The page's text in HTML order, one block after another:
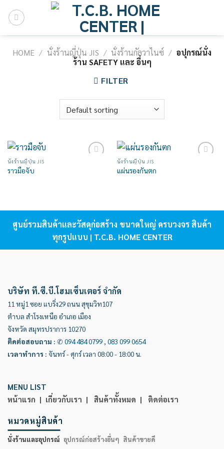
HOME / นั่งร้านญี่ปุ่น JIS / นั่งร้านกัลวาไนซ์ / อปุกรณ์นั่ง
ร้าน SAFETY และ อื่นๆ
FILTER
นั่งร้านญี่ปุ่น JIS
ราวมือจับ
นั่งร้านญี่ปุ่น JIS
แผ่นรองกันตก
ศูนย์รวมสินค้าและวัสดุก่อสร้าง ขนาดใหญ่ ครบวงจร สินค้า
ทุกรูปแบบ | T.C.B. HOME CENTER
บริษัท ที.ซี.บี.โฮมเซ็นเตอร์ จำกัด
11 หมู่1 ซอย แบริ่ง29 ถนน สุขุมวิท107
ตำบล สำโรงเหนือ อำเภอ เมือง
จังหวัด สมุทรปราการ 10270
ติดต่อสอบถาม : ✆ 094 484 0799 , 083 099 0654
เวลาทำการ : จันทร์ - ศุกร์ เวลา 08:00 - 18:00 น.
MENU LIST
หน้าแรก | เกี่ยวกับเรา | สินค้าทั้งหมด | ติดต่อเรา
หมวดหมู่สินค้า
นั่งร้านและอุปกรณ์ อุปกรณ์ก่อสร้างอื่นๆ สินค้าขายดี